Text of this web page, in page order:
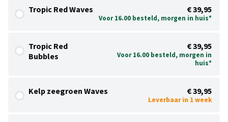
Tropic Red Waves € 39,95
Voor 16.00 besteld, morgen in huis*
Tropic Red
Bubbles
€ 39,95
Voor 16.00 besteld, morgen in
huis*
Kelp zeegroen Waves € 39,95
Leverbaar in 1 week